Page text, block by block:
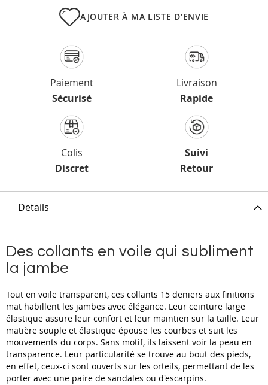
AJOUTER À MA LISTE D’ENVIE
Paiement
Sécurisé
Livraison
Rapide
Colis
Discret
Suivi
Retour
Details
Des collants en voile qui subliment
la jambe
Tout en voile transparent, ces collants 15 deniers aux finitions
mat habillent les jambes avec élégance. Leur ceinture large
élastique assure leur confort et leur maintien sur la taille. Leur
matière souple et élastique épouse les courbes et suit les
mouvements du corps. Sans motif, ils laissent voir la peau en
transparence. Leur particularité se trouve au bout des pieds,
en effet, ceux-ci sont ouverts sur les orteils, permettant de les
porter avec une paire de sandales ou d'escarpins.